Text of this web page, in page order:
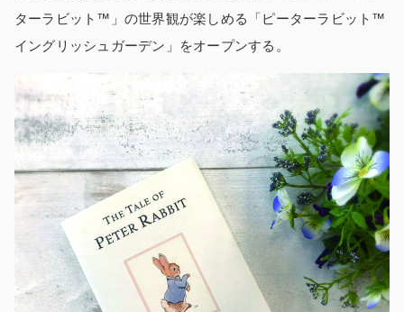
ターラビット™」の世界観が楽しめる「ピーターラビット™
イングリッシュガーデン」をオープンする。